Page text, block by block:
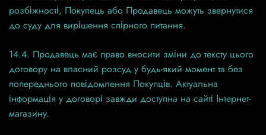
розбіжності, Покупець або Продавець можуть звернутися
до суду для вирішення спірного питання.
14.4. Продавець має право вносити зміни до тексту цього
договору на власний розсуд у будь-який момент та без
попереднього повідомлення Покупців. Актуальна
інформація у договорі завжди доступна на сайті Інтернет-
магазину.